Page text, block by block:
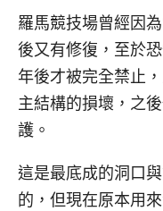
羅馬競技場曾經因
後又有修復，至於
年後才被完全禁止
主結構的損壞，之
護。
這是最底成的洞口
的，但現在原本用